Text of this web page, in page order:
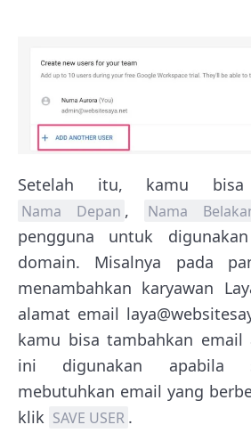
Setelah itu, kamu bisa
Nama Depan , Nama
pengguna untuk
domain. Misalnya pada
menambahkan karyawan
alamat email
kamu bisa tambahkan email
ini digunakan apabila
mebutuhkan email yang
klik SAVE USER .